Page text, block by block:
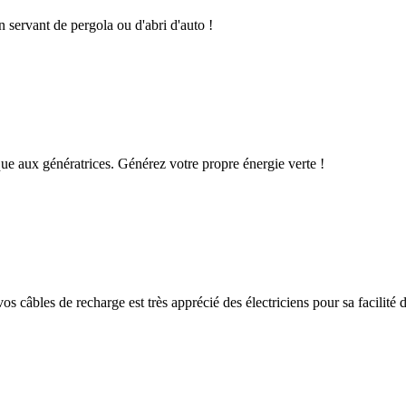
servant de pergola ou d'abri d'auto !
aux génératrices. Générez votre propre énergie verte !
câbles de recharge est très apprécié des électriciens pour sa facilité